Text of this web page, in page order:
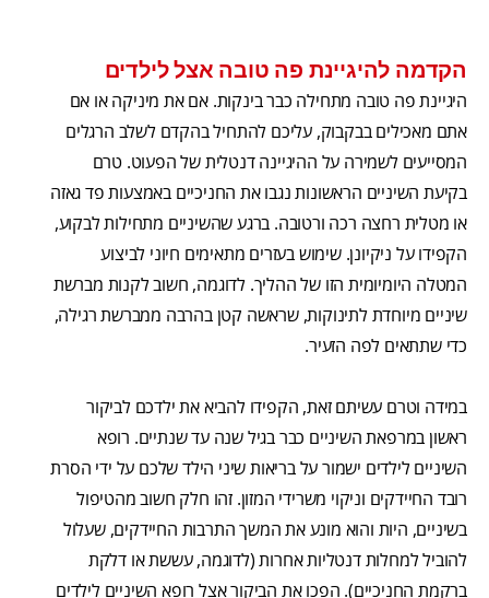
הקדמה להיגיינת פה טובה אצל לילדים
היגיינת פה טובה מתחילה כבר בינקות. אם את מיניקה או אם
אתם מאכילים בבקבוק, עליכם להתחיל בהקדם לשלב הרגלים
המסייעים לשמירה על ההיגיינה דנטלית של הפעוט. טרם
בקיעת השיניים הראשונות נגבו את החניכיים באמצעות פד גאזה
או מטלית רחצה רכה ורטובה. ברגע שהשיניים מתחילות לבקוע,
הקפידו על ניקיונן. שימוש בעזרים מתאימים חיוני לביצוע
המטלה היומיומית הזו של ההליך. לדוגמה, חשוב לקנות מברשת
שיניים מיוחדת לתינוקות, שראשה קטן בהרבה ממברשת רגילה,
כדי שתתאים לפה הזעיר.
במידה וטרם עשיתם זאת, הקפידו להביא את ילדכם לביקור
ראשון במרפאת השיניים כבר בגיל שנה עד שנתיים. רופא
השיניים לילדים ישמור על בריאות שיני הילד שלכם על ידי הסרת
רובד החיידקים וניקוי משרידי המזון. זהו חלק חשוב מהטיפול
בשיניים, היות והוא מונע את המשך התרבות החיידקים, שעלול
להוביל למחלות דנטליות אחרות (לדוגמה, עששת או דלקת
ברקמת החניכיים). הפכו את הביקור אצל רופא השיניים לילדים